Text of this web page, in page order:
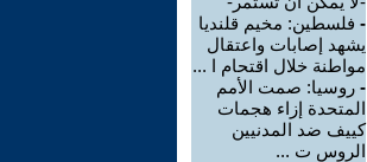
- فلسطين: مخيم قلنديا
يشهد إصابات واعتقال
مواطنة خلال اقتحام ا ...
- روسيا: صمت الأمم
المتحدة إزاء هجمات
كييف ضد المدنيين
الروس ت ...